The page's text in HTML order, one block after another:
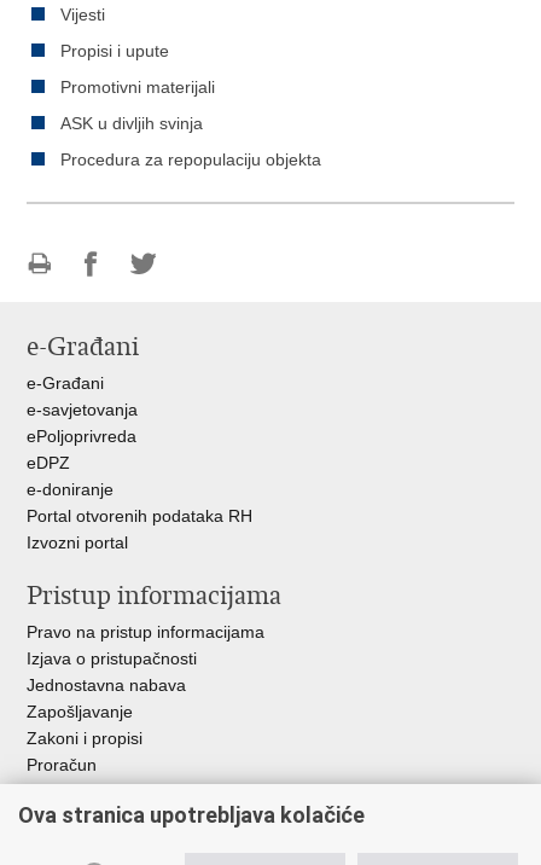
Vijesti
Propisi i upute
Promotivni materijali
ASK u divljih svinja
Procedura za repopulaciju objekta
FacebookuTwitteru
e-Građani
e-Građani
e-savjetovanja
ePoljoprivreda
eDPZ
e-doniranje
Portal otvorenih podataka RH
Izvozni portal
Pristup informacijama
Pravo na pristup informacijama
Izjava o pristupačnosti
Jednostavna nabava
Zapošljavanje
Zakoni i propisi
Proračun
RH
Ova stranica upotrebljava kolačiće